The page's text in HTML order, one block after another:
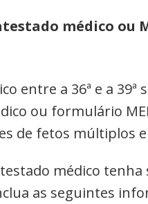
médico ou
entre a 36ª e a 39ª
ou formulário
de fetos múltiplos
médico
as seguintes